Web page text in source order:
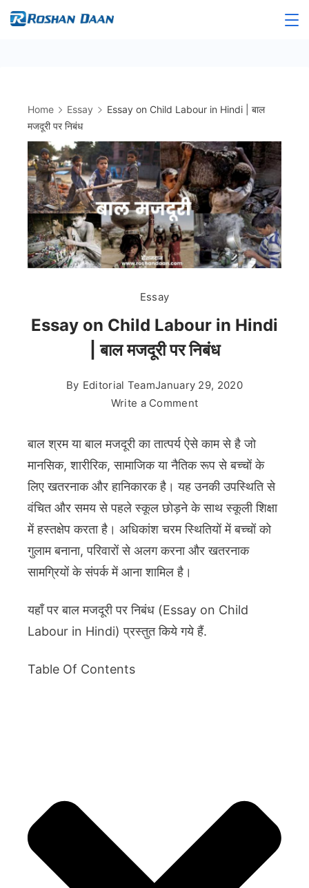
Skip
Home Essay
Essay on Child Labour in Hindi | बाल
मजदूरी पर निबंध
Essay
Essay on Child Labour in Hindi
| बाल मजदूरी पर निबंध
By Editorial TeamJanuary 29, 2020
Write a Commenton
on
Child
in
Hindi
|
बाल
बाल श्रम या बाल मजदूरी का तात्पर्य ऐसे काम से है जो
मानसिक, शारीरिक, सामाजिक या नैतिक रूप से बच्चों के
लिए खतरनाक और हानिकारक है। यह उनकी उपस्थिति से
वंचित और समय से पहले स्कूल छोड़ने के साथ स्कूली शिक्षा
में हस्तक्षेप करता है। अधिकांश चरम स्थितियों में बच्चों को
गुलाम बनाना, परिवारों से अलग करना और खतरनाक
सामग्रियों के संपर्क में आना शामिल है।
यहाँ पर बाल मजदूरी पर निबंध (Essay on Child
Labour in Hindi) प्रस्तुत किये गये हैं.
Table Of Contents